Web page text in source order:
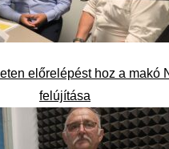
előrelépést hoz a makó
felújítása